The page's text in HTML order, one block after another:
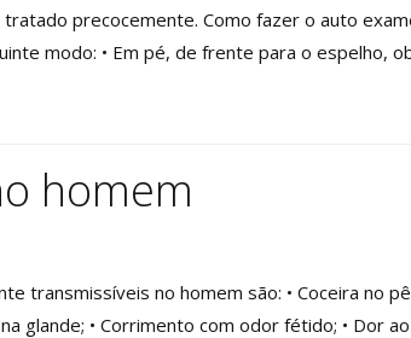
precocemente. Como fazer o auto
modo: • Em pé, de frente para o espelho,
homem
transmissíveis no homem são: • Coceira no
glande; • Corrimento com odor fétido; • Dor ao